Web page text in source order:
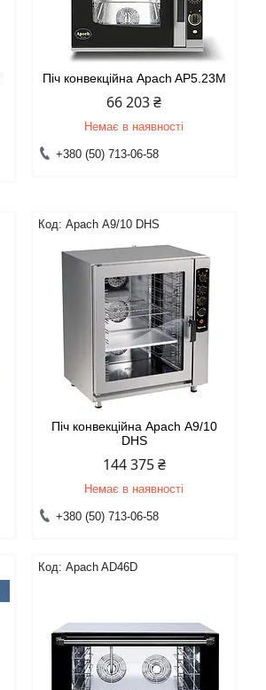
Піч конвекційна Apach AP5.23M
66 203 ₴
Немає в наявності
+380 (50) 713-06-58
Apach А9/10 DHS
Піч конвекційна Apach А9/10
DHS
144 375 ₴
Немає в наявності
+380 (50) 713-06-58
Apach AD46D